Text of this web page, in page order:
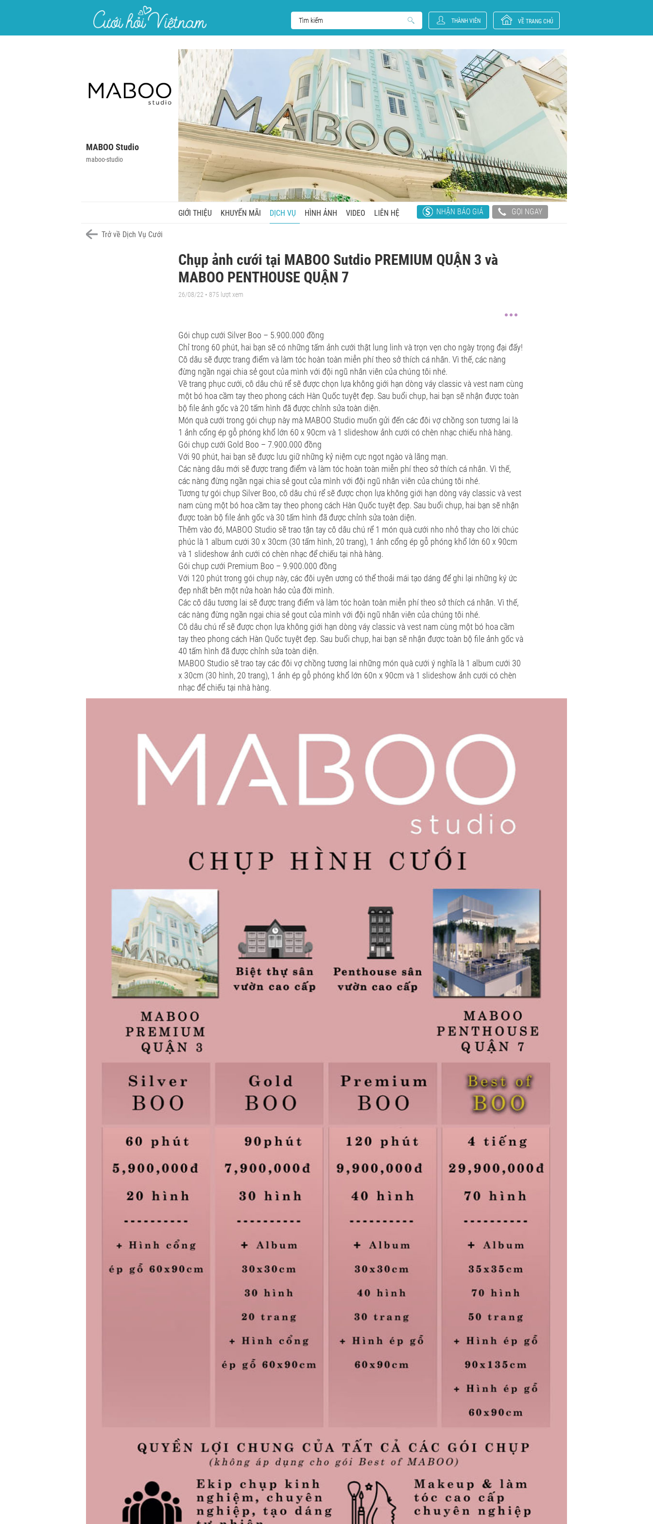
THÀNH VIÊN VỀ TRANG CHỦ
MABOO Studio
maboo-studio
GIỚI THIỆU KHUYẾN MÃI DỊCH VỤ HÌNH ẢNH VIDEO LIÊN HỆ NHẬN BÁO GIÁ GỌI NGAY
Trở về Dịch Vụ Cưới
Chụp ảnh cưới tại MABOO Sutdio PREMIUM QUẬN 3 và
MABOO PENTHOUSE QUẬN 7
26/08/22 • 875 lượt xem
Gói chụp cưới Silver Boo – 5.900.000 đồng
Chỉ trong 60 phút, hai bạn sẽ có những tấm ảnh cưới thật lung linh và trọn vẹn cho ngày trọng đại đấy!
Cô dâu sẽ được trang điểm và làm tóc hoàn toàn miễn phí theo sở thích cá nhân. Vì thế, các nàng
đừng ngần ngại chia sẻ gout của mình với đội ngũ nhân viên của chúng tôi nhé.
Về trang phục cưới, cô dâu chú rể sẽ được chọn lựa không giới hạn dòng váy classic và vest nam cùng
một bó hoa cầm tay theo phong cách Hàn Quốc tuyệt đẹp. Sau buổi chụp, hai bạn sẽ nhận được toàn
bộ file ảnh gốc và 20 tấm hình đã được chỉnh sửa toàn diện.
Món quà cưới trong gói chụp này mà MABOO Studio muốn gửi đến các đôi vợ chồng son tương lai là
1 ảnh cổng ép gỗ phóng khổ lớn 60 x 90cm và 1 slideshow ảnh cưới có chèn nhạc chiếu nhà hàng.
Gói chụp cưới Gold Boo – 7.900.000 đồng
Với 90 phút, hai bạn sẽ được lưu giữ những kỷ niệm cực ngọt ngào và lãng mạn.
Các nàng dâu mới sẽ được trang điểm và làm tóc hoàn toàn miễn phí theo sở thích cá nhân. Vì thế,
các nàng đừng ngần ngại chia sẻ gout của mình với đội ngũ nhân viên của chúng tôi nhé.
Tương tự gói chụp Silver Boo, cô dâu chú rể sẽ được chọn lựa không giới hạn dòng váy classic và vest
nam cùng một bó hoa cầm tay theo phong cách Hàn Quốc tuyệt đẹp. Sau buổi chụp, hai bạn sẽ nhận
được toàn bộ file ảnh gốc và 30 tấm hình đã được chỉnh sửa toàn diện.
Thêm vào đó, MABOO Studio sẽ trao tận tay cô dâu chú rể 1 món quà cưới nho nhỏ thay cho lời chúc
phúc là 1 album cưới 30 x 30cm (30 tấm hình, 20 trang), 1 ảnh cổng ép gỗ phóng khổ lớn 60 x 90cm
và 1 slideshow ảnh cưới có chèn nhạc để chiếu tại nhà hàng.
Gói chụp cưới Premium Boo – 9.900.000 đồng
Với 120 phút trong gói chụp này, các đôi uyên ương có thể thoải mái tạo dáng để ghi lại những ký ức
đẹp nhất bên một nửa hoàn hảo của đời mình.
Các cô dâu tương lai sẽ được trang điểm và làm tóc hoàn toàn miễn phí theo sở thích cá nhân. Vì thế,
các nàng đừng ngần ngại chia sẻ gout của mình với đội ngũ nhân viên của chúng tôi nhé.
Cô dâu chú rể sẽ được chọn lựa không giới hạn dòng váy classic và vest nam cùng một bó hoa cầm
tay theo phong cách Hàn Quốc tuyệt đẹp. Sau buổi chụp, hai bạn sẽ nhận được toàn bộ file ảnh gốc và
40 tấm hình đã được chỉnh sửa toàn diện.
MABOO Studio sẽ trao tay các đôi vợ chồng tương lai những món quà cưới ý nghĩa là 1 album cưới 30
x 30cm (30 hình, 20 trang), 1 ảnh ép gỗ phóng khổ lớn 60n x 90cm và 1 slideshow ảnh cưới có chèn
nhạc để chiếu tại nhà hàng.